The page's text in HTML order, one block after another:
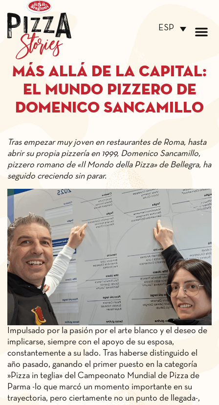
ESP
Más allá de la capital:
el mundo pizzero de
Domenico Sancamillo
Tras empezar muy joven en restaurantes de Roma, hasta
abrir su propia pizzería en 1999, Domenico Sancamillo,
pizzero romano de «Il Mondo della Pizza» de Bellegra, ha
seguido creciendo sin parar.
Impulsado por la pasión por el arte blanco y el deseo de
implicarse, siempre con el apoyo de su esposa,
constantemente a su lado. Tras haberse distinguido el
año pasado, ganando el primer puesto en la categoría
»Pizza in teglia» del Campeonato Mundial de Pizza de
Parma -lo que marcó un momento importante en su
trayectoria, pero ciertamente no un punto de llegada-,